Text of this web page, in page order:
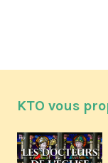
KTO vous